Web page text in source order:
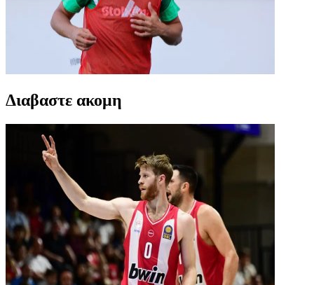
Διαβαστε ακομη